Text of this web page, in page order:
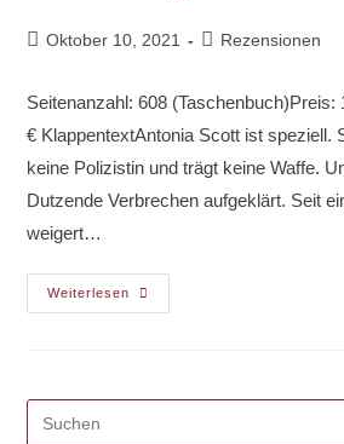
Beitrag
Oktober 10, 2021
Beitrags-
Rezensionen
Seitenanzahl: 608 (Taschenbuch)Preis:
€ KlappentextAntonia Scott ist speziell.
keine Polizistin und trägt keine Waffe.
Dutzende Verbrechen aufgeklärt. Seit
weigert…
Weiterlesen
[Rezension]
Juan
Rote